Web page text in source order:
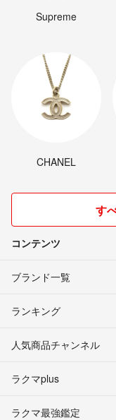
Supreme
CHANEL
す
コンテンツ
ブランド一覧
ランキング
人気商品チャンネル
ラクマplus
ラクマ最強鑑定